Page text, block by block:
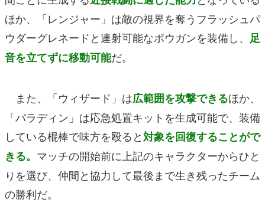
ほか、「レンジャー」は敵の視界を奪うフラッシュパ
ウダーグレネードと連射可能なボウガンを装備し、 足
音を立てずに移動可能だ。
また、「ウィザード」は広範囲を攻撃できるほか、
「パラディン」は応急処置キットを生成可能で、装備
している棍棒で味方を殴ると対象を回復することがで
きる。 マッチの開始前に上記のキャラクターからひと
りを選び、仲間と協力して最後まで生き残ったチーム
の勝利だ。